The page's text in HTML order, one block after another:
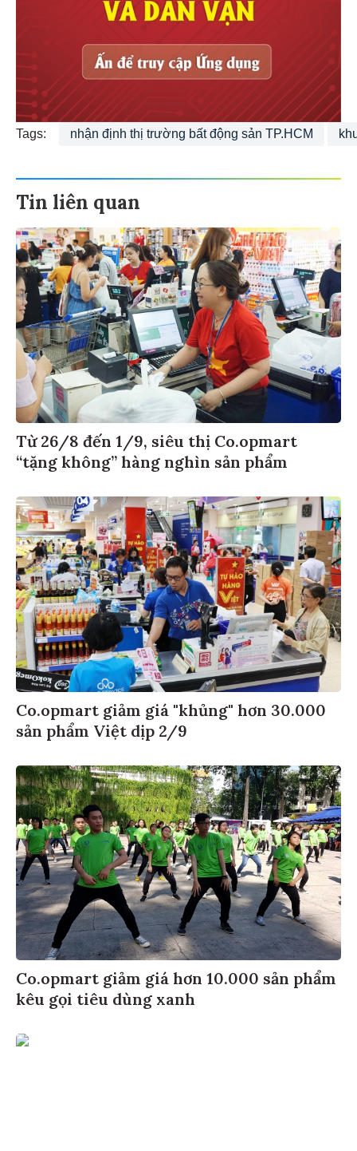
Tags: nhận định thị trường bất động sản TP.HCM
Tin liên quan
Từ 26/8 đến 1/9, siêu thị Co.opmart
“tặng không” hàng nghìn sản phẩm
Co.opmart giảm giá "khủng" hơn 30.000
sản phẩm Việt dịp 2/9
Co.opmart giảm giá hơn 10.000 sản phẩm
kêu gọi tiêu dùng xanh